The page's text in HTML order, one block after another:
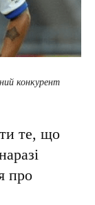
конкурент
те, що
про